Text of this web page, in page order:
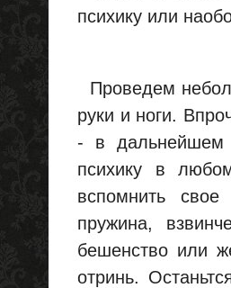
психику или
Проведем
руки и ноги.
- в дальнейшем
психику в
вспомнить
пружина,
бешенство или
отринь.